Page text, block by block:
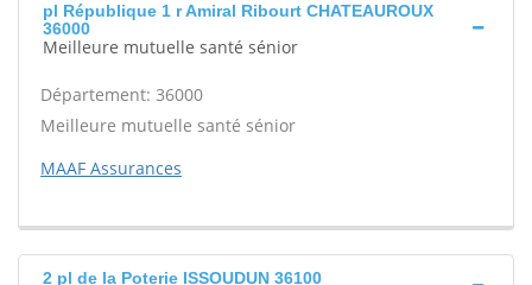
pl République 1 r Amiral Ribourt CHATEAUROUX
36000
Meilleure mutuelle santé sénior
Département: 36000
Meilleure mutuelle santé sénior
MAAF Assurances
2 pl de la Poterie ISSOUDUN 36100